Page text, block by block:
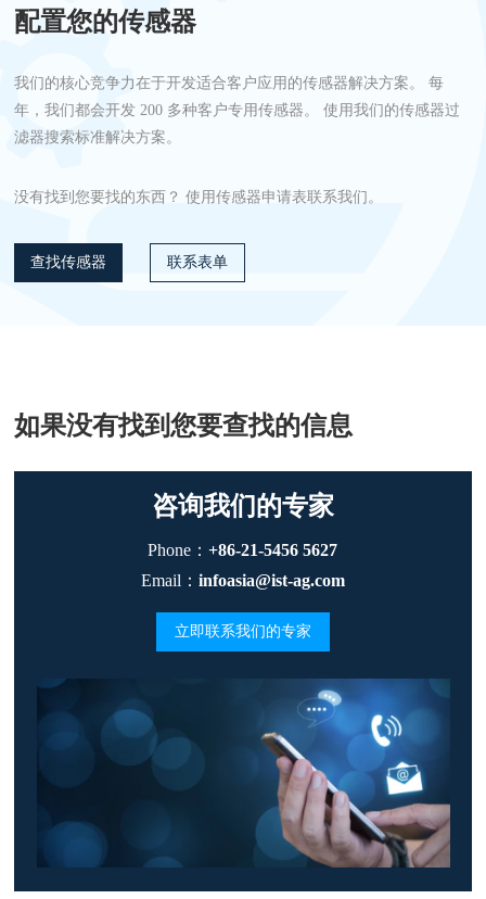
配置您的传感器
我们的核心竞争力在于开发适合客户应用的传感器解决方案。 每
年，我们都会开发 200 多种客户专用传感器。 使用我们的传感器过
滤器搜索标准解决方案。
没有找到您要找的东西？ 使用传感器申请表联系我们。
查找传感器 联系表单
如果没有找到您要查找的信息
咨询我们的专家
Phone：+86-21-5456 5627
Email： infoasia@ist-ag.com
立即联系我们的专家